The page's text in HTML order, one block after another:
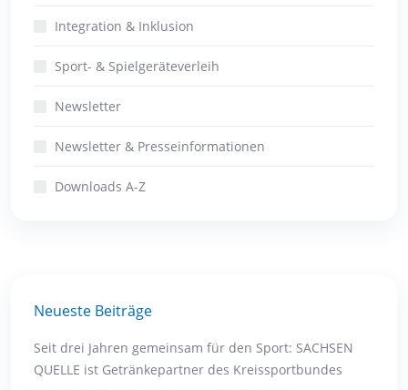
Integration & Inklusion
Sport- & Spielgeräteverleih
Newsletter
Newsletter & Presseinformationen
Downloads A-Z
Neueste Beiträge
Seit drei Jahren gemeinsam für den Sport: SACHSEN
QUELLE ist Getränkepartner des Kreissportbundes